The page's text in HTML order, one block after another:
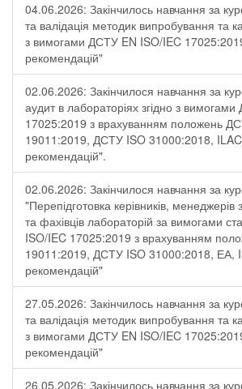
04.06.2026: Закінчилось навчання за
та валідація методик випробування та
з вимогами ДСТУ EN ISO/IEC
рекомендацій"
02.06.2026: Закінчилося навчання за
аудит в лабораторіях згідно з
17025:2019 з врахуванням положень
19011:2019, ДСТУ ISO 31000:2018,
рекомендацій".
02.06.2026: Закінчилося навчання за
"Перепідготовка керівників, менеджерів
та фахівців лабораторій за вимогами
ISO/IEC 17025:2019 з врахуванням
19011:2019, ДСТУ ISO 31000:2018, ЕА,
рекомендацій"
27.05.2026: Закінчилось навчання за
та валідація методик випробування та
з вимогами ДСТУ EN ISO/IEC
рекомендацій"
26.05.2026: Закінчилось навчання за